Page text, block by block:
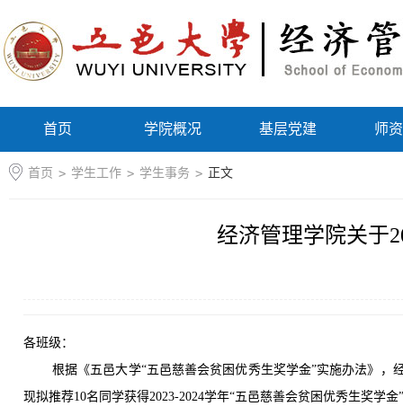
首页 学院概况 基层党建 师
首页 > 学生工作 > 学生事务 > 正文
经济管理学院关于
各班级 ：
根据《五邑大学“五邑慈善会贫困优秀生奖学金”实施办法》
现拟推荐10名同学获得2023-2024学年“五邑慈善会贫困优秀生奖学